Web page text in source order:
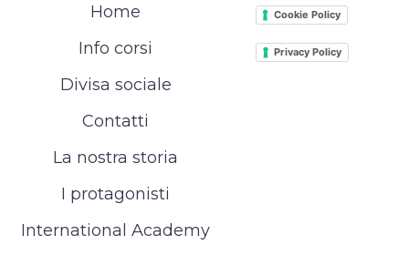
Home
Info corsi
Divisa sociale
Contatti
La nostra storia
I protagonisti
International Academy
Cookie Policy
Privacy Policy